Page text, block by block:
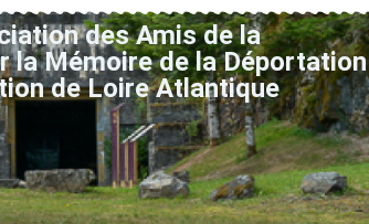
des Amis de la
la Mémoire de la Déportation
de Loire Atlantique